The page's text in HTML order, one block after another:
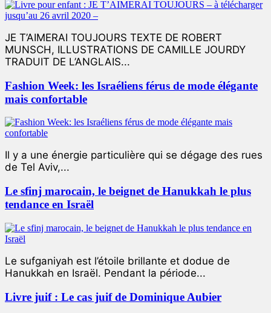
JE T’AIMERAI TOUJOURS TEXTE DE ROBERT
MUNSCH, ILLUSTRATIONS DE CAMILLE JOURDY
TRADUIT DE L’ANGLAIS...
Fashion Week: les Israéliens férus de mode élégante
mais confortable
Il y a une énergie particulière qui se dégage des rues
de Tel Aviv,...
Le sfinj marocain, le beignet de Hanukkah le plus
tendance en Israël
Le sufganiyah est l’étoile brillante et dodue de
Hanukkah en Israël. Pendant la période...
Livre juif : Le cas juif de Dominique Aubier